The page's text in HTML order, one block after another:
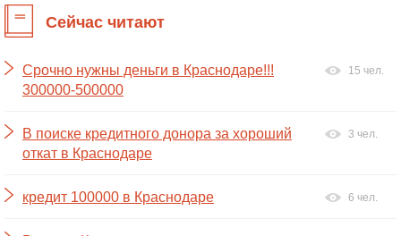
Сейчас читают
Срочно нужны деньги в Краснодаре!!!
300000-500000
15 чел.
В поиске кредитного донора за хороший
откат в Краснодаре
3 чел.
кредит 100000 в Краснодаре 6 чел.